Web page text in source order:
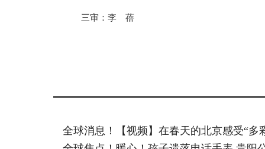
三审：李 蓓
全球消息！【视频】在春天的北京感受“多